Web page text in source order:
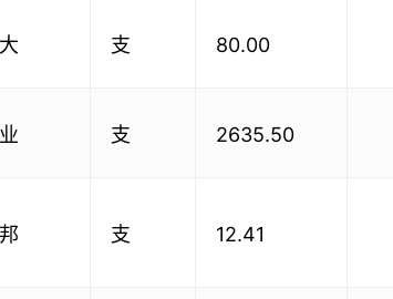
支 80.00
支 2635.50
支 12.41